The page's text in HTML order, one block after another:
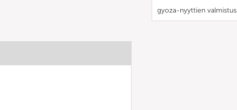
gyoza-nyyttien valmistus